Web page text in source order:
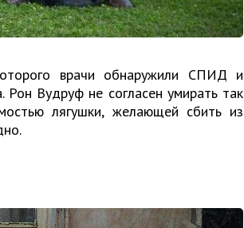
врачи обнаружили СПИД и
Вудруф не согласен умирать так
лягушки, желающей сбить из